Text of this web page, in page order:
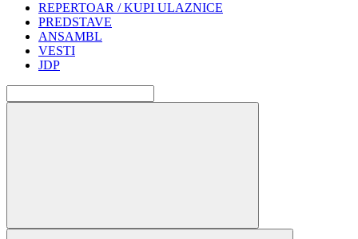
REPERTOAR / KUPI ULAZNICE
PREDSTAVE
ANSAMBL
VESTI
JDP